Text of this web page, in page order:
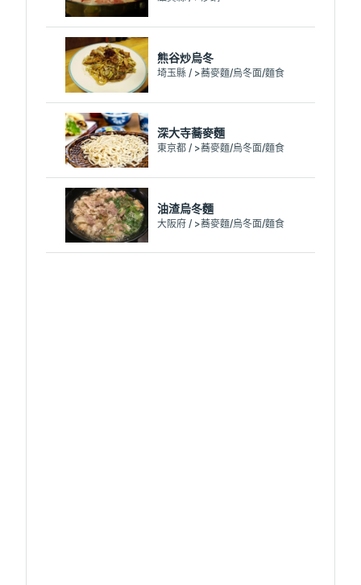
熊谷炒烏冬
埼玉縣 / >蕎麥麵/烏冬面/麵食
深大寺蕎麥麵
東京都 / >蕎麥麵/烏冬面/麵食
油渣烏冬麵
大阪府 / >蕎麥麵/烏冬面/麵食